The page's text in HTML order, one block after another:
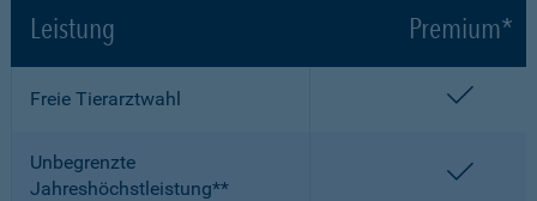
Leistung Premium*
Freie Tierarztwahl
Unbegrenzte
Jahreshöchstleistung**